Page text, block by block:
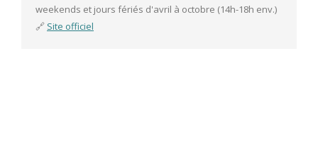
weekends et jours fériés d'avril à octobre (14h-18h env.)
🔗 Site officiel